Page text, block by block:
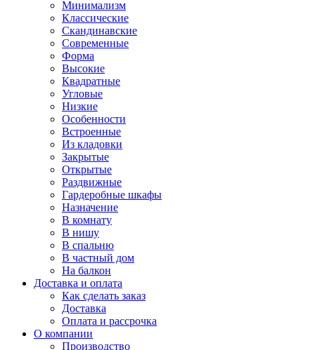
Минимализм
Классические
Скандинавские
Современные
Форма
Высокие
Квадратные
Угловые
Низкие
Особенности
Встроенные
Из кладовки
Закрытые
Открытые
Раздвижные
Гардеробные шкафы
Назначение
В комнату
В нишу
В спальню
В частный дом
На балкон
Доставка и оплата
Как сделать заказ
Доставка
Оплата и рассрочка
О компании
Производство